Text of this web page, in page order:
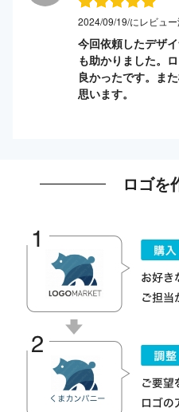
2024/09/19/にレビュ
今回依頼したデザ
も助かりました。
良かったです。ま
思います。
ロゴを